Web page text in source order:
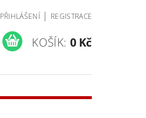
PŘIHLÁŠENÍ | REGISTRACE
KOŠÍK: 0 Kč